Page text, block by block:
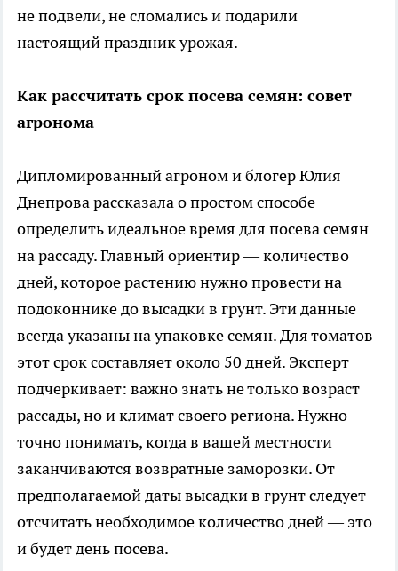
не подвели, не сломались и подарили
настоящий праздник урожая.
Как рассчитать срок посева семян: совет
агронома
Дипломированный агроном и блогер Юлия
Днепрова рассказала о простом способе
определить идеальное время для посева семян
на рассаду. Главный ориентир — количество
дней, которое растению нужно провести на
подоконнике до высадки в грунт. Эти данные
всегда указаны на упаковке семян. Для томатов
этот срок составляет около 50 дней. Эксперт
подчеркивает: важно знать не только возраст
рассады, но и климат своего региона. Нужно
точно понимать, когда в вашей местности
заканчиваются возвратные заморозки. От
предполагаемой даты высадки в грунт следует
отсчитать необходимое количество дней — это
и будет день посева.